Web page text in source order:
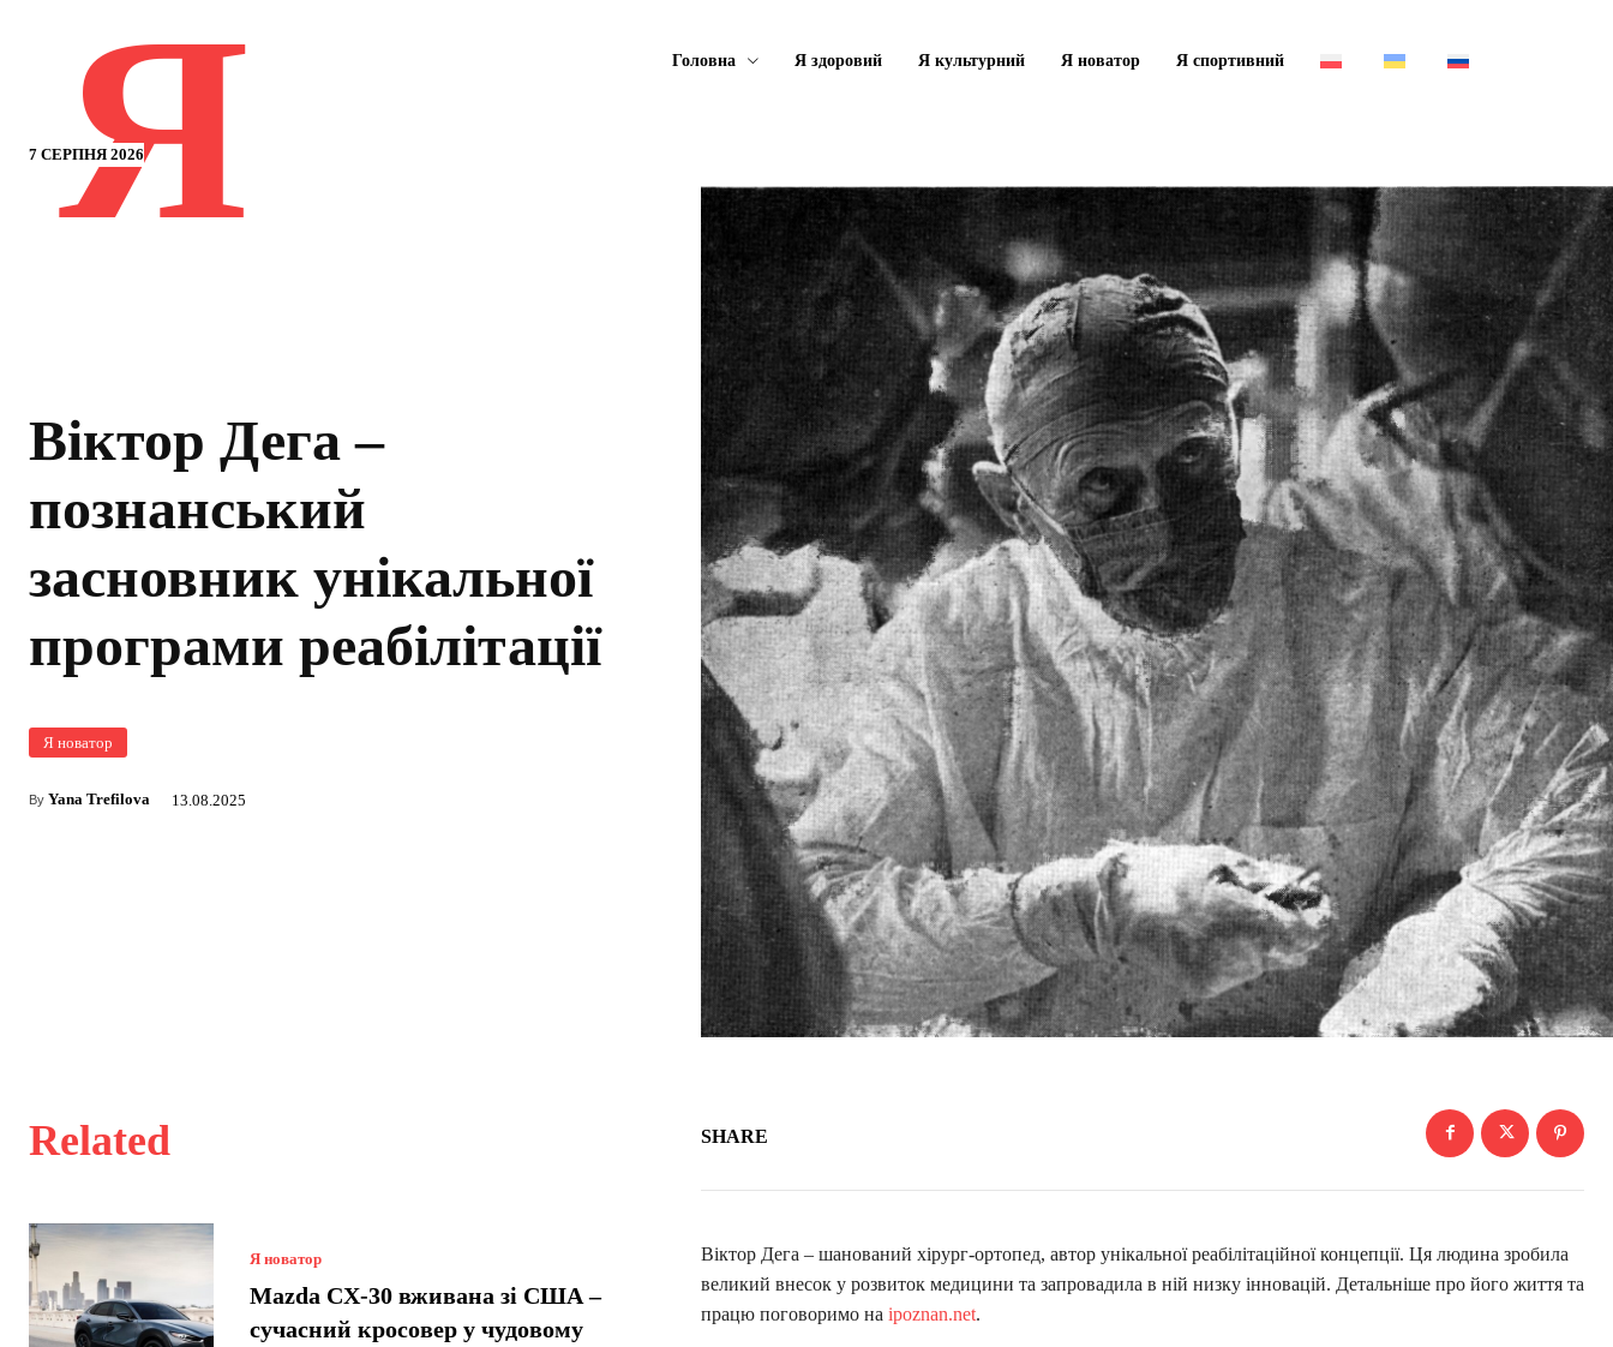
7 СЕРПНЯ 2026
Я Головна Я здоровий Я культурний Я новатор Я спортивний
Віктор Дега –
познанський
засновник унікальної
програми реабілітації
Я новатор
By Yana Trefilova 13.08.2025
Related
Я новатор
Mazda CX-30 вживана зі США –
сучасний кросовер у чудовому
SHARE
Віктор Дега – шанований хірург-ортопед, автор унікальної реабілітаційної концепції. Ця людина зробила
великий внесок у розвиток медицини та запровадила в ній низку інновацій. Детальніше про його життя та
працю поговоримо на ipoznan.net.